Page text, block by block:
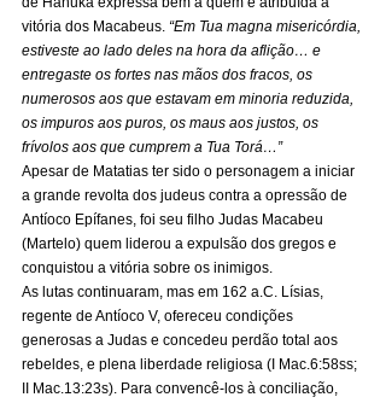
vitória dos Macabeus. “Em Tua magna misericórdia,
estiveste ao lado deles na hora da aflição… e
entregaste os fortes nas mãos dos fracos, os
numerosos aos que estavam em minoria reduzida,
os impuros aos puros, os maus aos justos, os
frívolos aos que cumprem a Tua Torá…”
Apesar de Matatias ter sido o personagem a iniciar
a grande revolta dos judeus contra a opressão de
Antíoco Epífanes, foi seu filho Judas Macabeu
(Martelo) quem liderou a expulsão dos gregos e
conquistou a vitória sobre os inimigos.
As lutas continuaram, mas em 162 a.C. Lísias,
regente de Antíoco V, ofereceu condições
generosas a Judas e concedeu perdão total aos
rebeldes, e plena liberdade religiosa (I Mac.6:58ss;
II Mac.13:23s). Para convencê-los à conciliação,